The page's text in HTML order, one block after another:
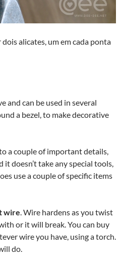
alicates, um em cada ponta
and can be used in several
a bezel, to make decorative
a couple of important details,
it doesn’t take any special tools,
use a couple of specific items
wire. Wire hardens as you twist
or it will break. You can buy
wire you have, using a torch.
do.